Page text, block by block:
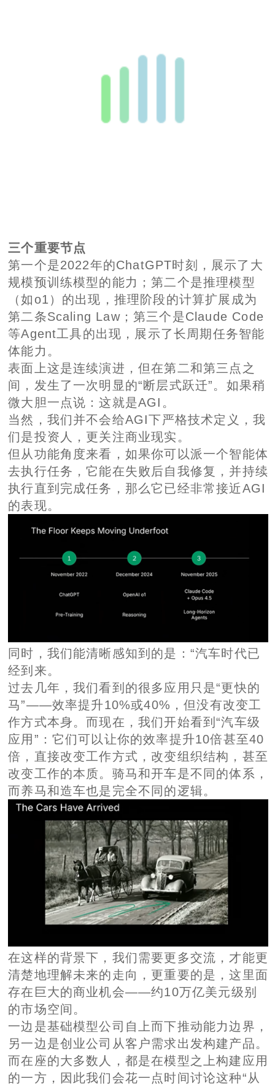
体能力。
表面上这是连续演进，但在第二和第三点之
间，发生了一次明显的“断层式跃迁”。如果稍
微大胆一点说：这就是AGI。
当然，我们并不会给AGI下严格技术定义，我
们是投资人，更关注商业现实。
但从功能角度来看，如果你可以派一个智能体
去执行任务，它能在失败后自我修复，并持续
执行直到完成任务，那么它已经非常接近AGI
的表现。
同时，我们能清晰感知到的是：“汽车时代已
经到来。
过去几年，我们看到的很多应用只是“更快的
马”——效率提升10%或40%，但没有改变工
作方式本身。而现在，我们开始看到“汽车级
应用”：它们可以让你的效率提升10倍甚至40
倍，直接改变工作方式，改变组织结构，甚至
改变工作的本质。骑马和开车是不同的体系，
而养马和造车也是完全不同的逻辑。
在这样的背景下，我们需要更多交流，才能更
清楚地理解未来的走向，更重要的是，这里面
存在巨大的商业机会——约10万亿美元级别
的市场空间。
一边是基础模型公司自上而下推动能力边界，
另一边是创业公司从客户需求出发构建产品。
而在座的大多数人，都是在模型之上构建应用
的一方，因此我们会花一点时间讨论这种“从
客户出发”的方法。